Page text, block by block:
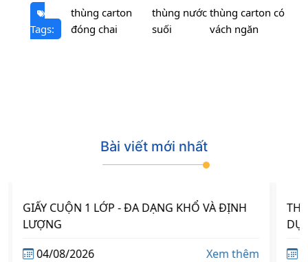
Tags:
thùng carton
đóng chai
thùng nước
suối
thùng carton có
vách ngăn
Bài viết mới nhất
GIẤY CUỘN 1 LỚP - ĐA DẠNG KHỔ VÀ ĐỊNH
LƯỢNG
04/08/2026
Xem thêm